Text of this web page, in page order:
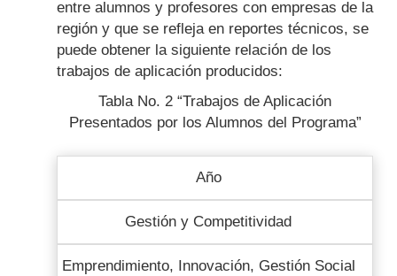
entre alumnos y profesores con empresas de la
región y que se refleja en reportes técnicos, se
puede obtener la siguiente relación de los
trabajos de aplicación producidos:
Tabla No. 2 “Trabajos de Aplicación
Presentados por los Alumnos del Programa”
Año
Gestión y Competitividad
Emprendimiento, Innovación, Gestión Social